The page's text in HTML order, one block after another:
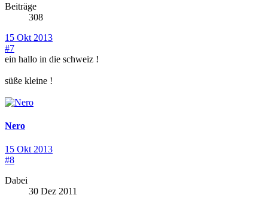
Beiträge
308
15 Okt 2013
#7
ein hallo in die schweiz !
süße kleine !
Nero
15 Okt 2013
#8
Dabei
30 Dez 2011